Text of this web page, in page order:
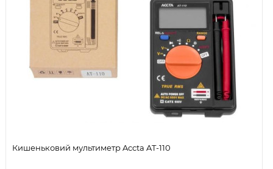
Кишеньковий мультиметр Accta AT-110